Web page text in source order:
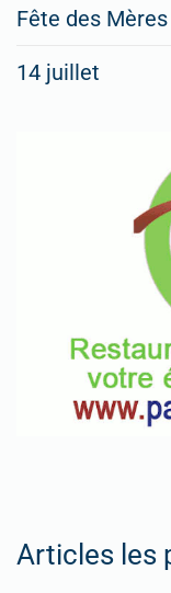
Fête des Mères
14 juillet
Articles les